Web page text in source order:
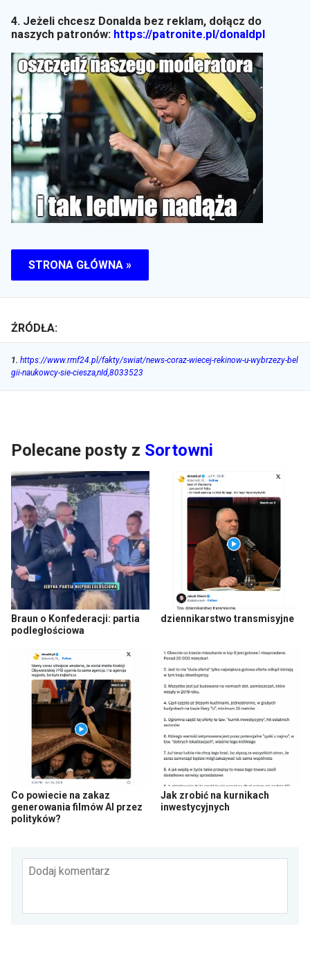
4. Jeżeli chcesz Donalda bez reklam, dołącz do
naszych patronów: https://patronite.pl/donaldpl
STRONA GŁÓWNA »
ŹRÓDŁA:
1. https://www.rmf24.pl/fakty/swiat/news-coraz-wiecej-rekinow-u-wybrzezy-bel
gii-naukowcy-sie-ciesza,nId,8033523
Polecane posty z Sortowni
Braun o Konfederacji: partia
podległościowa
dziennikarstwo transmisyjne
Co powiecie na zakaz
generowania filmów AI przez
polityków?
Jak zrobić na kurnikach
inwestycyjnych
Dodaj komentarz